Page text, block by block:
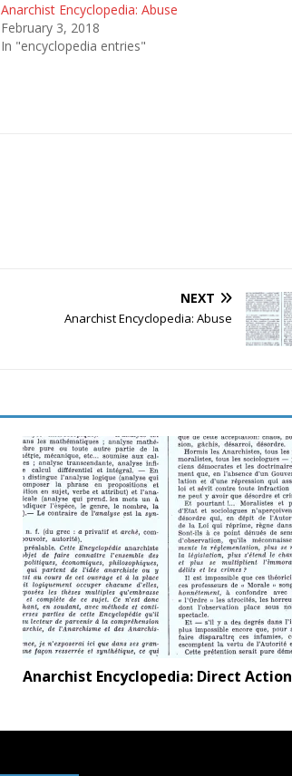
Anarchist Encyclopedia: Abuse
February 3, 2018
In "encyclopedia entries"
NEXT
Anarchist Encyclopedia: Abuse
Anarchist Encyclopedia: Direct Action